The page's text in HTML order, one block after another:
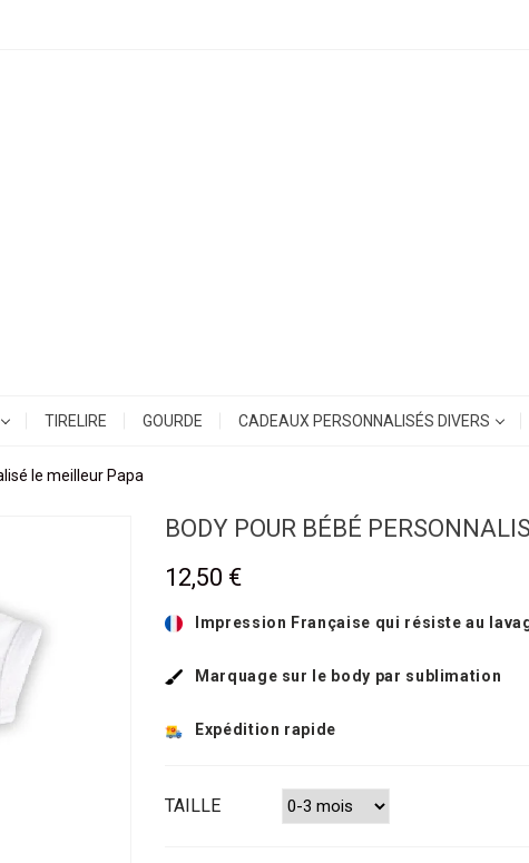
TIRELIRE GOURDE CADEAUX PERSONNALISÉS DIVERS
le meilleur Papa
BODY POUR BÉBÉ
12,50 €
Impression Française qui résiste au
Marquage sur le body par sublimation
Expédition rapide
TAILLE